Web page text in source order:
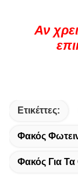
Αν
Ετικέττες:
Φακός
Φακός Για